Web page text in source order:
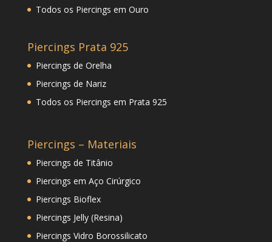
Todos os Piercings em Ouro
Piercings Prata 925
Piercings de Orelha
Piercings de Nariz
Todos os Piercings em Prata 925
Piercings – Materiais
Piercings de Titânio
Piercings em Aço Cirúrgico
Piercings Bioflex
Piercings Jelly (Resina)
Piercings Vidro Borossilicato